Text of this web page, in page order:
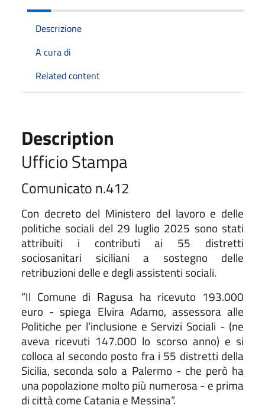
Descrizione
A cura di
Related content
Description
Ufficio Stampa
Comunicato n.412
Con decreto del Ministero del lavoro e delle
politiche sociali del 29 luglio 2025 sono stati
attribuiti i contributi ai 55 distretti
sociosanitari siciliani a sostegno delle
retribuzioni delle e degli assistenti sociali.
“Il Comune di Ragusa ha ricevuto 193.000
euro - spiega Elvira Adamo, assessora alle
Politiche per l’inclusione e Servizi Sociali - (ne
aveva ricevuti 147.000 lo scorso anno) e si
colloca al secondo posto fra i 55 distretti della
Sicilia, seconda solo a Palermo - che però ha
una popolazione molto più numerosa - e prima
di città come Catania e Messina”.